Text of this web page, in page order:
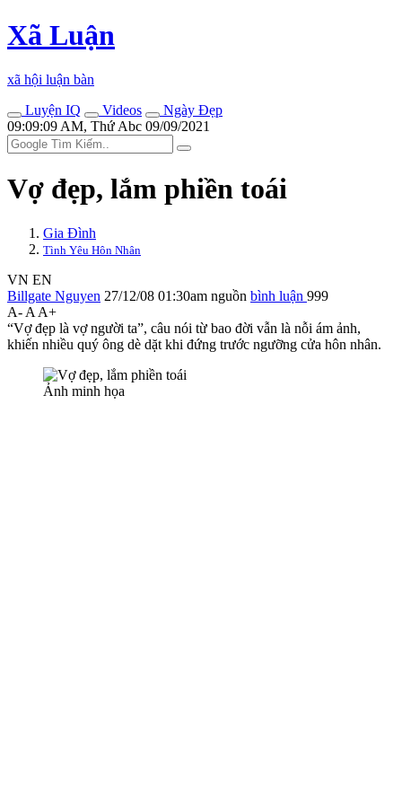
Xã Luận
xã hội luận bàn
Luyện IQ
Videos
Ngày Đẹp
09:09:09 AM, Thứ Abc 09/09/2021
Vợ đẹp, lắm phiền toái
Gia Đình
Tình Yêu Hôn Nhân
VN EN
Billgate Nguyen 27/12/08 01:30am nguồn bình luận 999
A- A A+
“Vợ đẹp là vợ người ta”, câu nói từ bao đời vẫn là nỗi ám ảnh,
khiến nhiều quý ông dè dặt khi đứng trước ngưỡng cửa hôn nhân.
Ảnh minh họa